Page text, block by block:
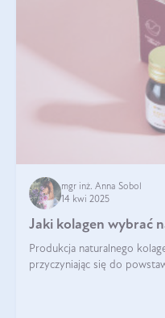
mgr inż. Anna Sobol
14 kwi 2025
Jaki kolagen wybrać
Produkcja naturalnego
przyczyniając się do